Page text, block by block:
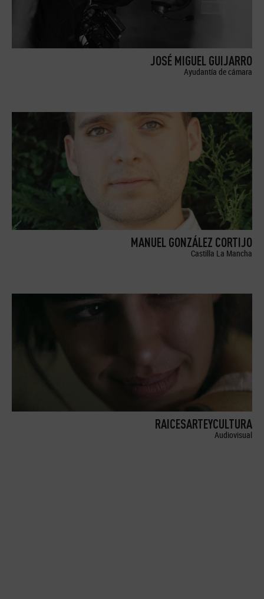
JOSÉ MIGUEL GUIJARRO
Ayudantía de cámara
MANUEL GONZÁLEZ CORTIJO
Castilla La Mancha
RAICESARTEYCULTURA
Audiovisual